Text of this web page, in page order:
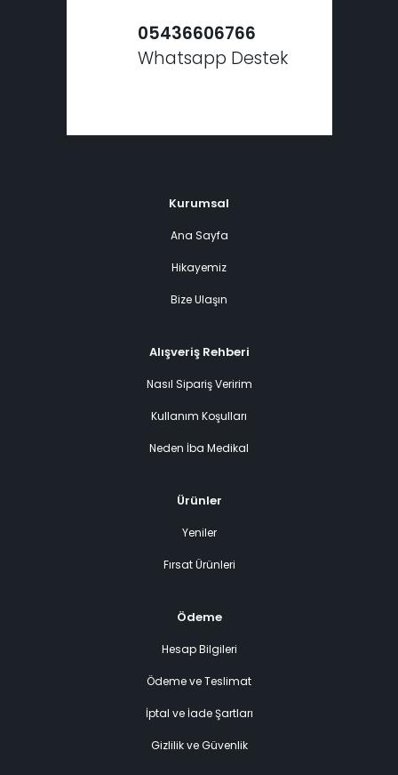
05436606766
Whatsapp Destek
Kurumsal
Ana Sayfa
Hikayemiz
Bize Ulaşın
Alışveriş Rehberi
Nasıl Sipariş Veririm
Kullanım Koşulları
Neden İba Medikal
Ürünler
Yeniler
Fırsat Ürünleri
Ödeme
Hesap Bilgileri
Ödeme ve Teslimat
İptal ve İade Şartları
Gizlilik ve Güvenlik